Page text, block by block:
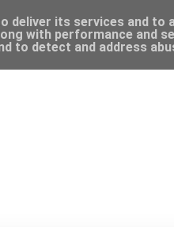
deliver its services and to
with performance and
to detect and address